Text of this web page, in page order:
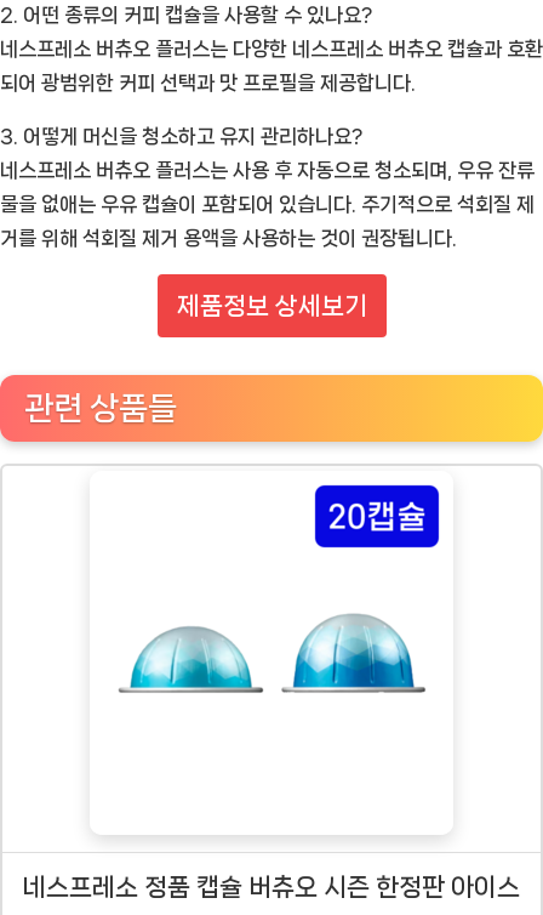
2. 어떤 종류의 커피 캡슐을 사용할 수 있나요?
네스프레소 버츄오 플러스는 다양한 네스프레소 버츄오 캡슐과 호환
되어 광범위한 커피 선택과 맛 프로필을 제공합니다.
3. 어떻게 머신을 청소하고 유지 관리하나요?
네스프레소 버츄오 플러스는 사용 후 자동으로 청소되며, 우유 잔류
물을 없애는 우유 캡슐이 포함되어 있습니다. 주기적으로 석회질 제
거를 위해 석회질 제거 용액을 사용하는 것이 권장됩니다.
제품정보 상세보기
관련 상품들
네스프레소 정품 캡슐 버츄오 시즌 한정판 아이스